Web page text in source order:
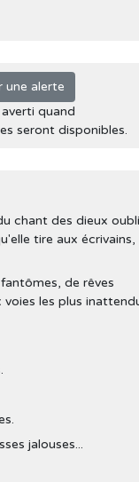
une alerte
quand
seront disponibles.
chant des dieux
tire aux
de rêves
les plus
jalouses...